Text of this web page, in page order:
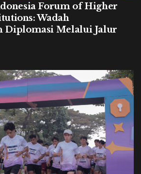
Forum of Higher
Wadah
Diplomasi Melalui Jalur